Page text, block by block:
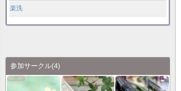
楽洗
参加サークル(4)